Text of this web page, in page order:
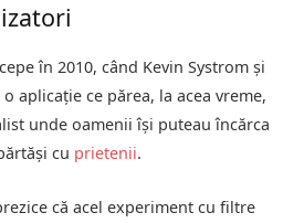
în 2010, când Kevin Systrom și
aplicație ce părea, la acea vreme,
unde oamenii își puteau încărca
cu prietenii.
că acel experiment cu filtre